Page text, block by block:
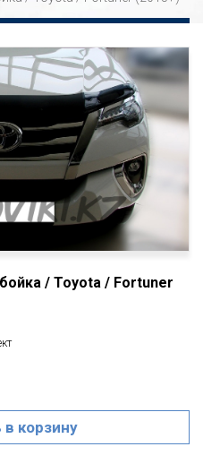
/ Toyota / Fortuner
корзину